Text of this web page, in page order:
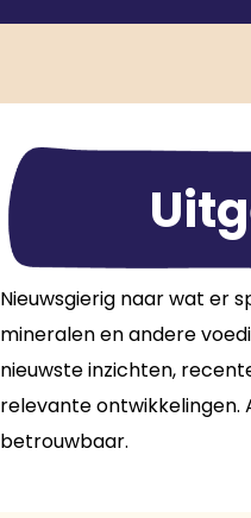
Nieuwsgierig naar wat er
mineralen en andere
nieuwste inzichten,
relevante ontwikkelingen.
betrouwbaar.